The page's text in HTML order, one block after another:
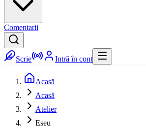
Comentarii
Scrie Intră în cont
Acasă
Acasă
Atelier
Eseu